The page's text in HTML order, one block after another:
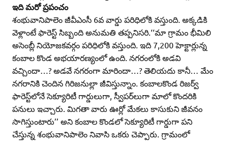
ఇది మరో ప్రపంచం
శంభువానిపాలెం జీవీఎంసీ 6వ వార్డు పరిధిలోకి వస్తుంది. అక్కడికి
వెళ్లాంటే ఫారెస్ట్‌ సిబ్బంది అనుమతి తప్పనిసరి.‘‘మా గ్రామం భీమిలి
అసెంబ్లీ నియోజకవర్గం పరిధిలోకి వస్తుంది. ఇది 7,200 హెక్టార్లున్న
కంబాల కొండ అభయారణ్యంలో ఉంది. నగరంలోకి అడవి
వచ్చిందా…? అడవే నగరంగా మారిందా…? తెలియదు కానీ… మేం
నగరానికి చెందిన గిరిజనుల్లా జీవిస్తున్నాం. కంబాలకొండ రిజర్వ్‌
ఫారెస్ట్‌లోనే సెక్యూరిటీ గార్డులుగా, స్వీపర్‌లుగా మాలో కొందరికి
పనులు ఇచ్చారు. మిగతా వారు ఊర్లో మేకలు కాసుకుని జీవనం
సాగిస్తుంటారు’’ అని కంబాల కొండలో సెక్యూరిటీ గార్డుగా పని
చేస్తున్న శంభువానిపాలెం నివాసి ఒకరు చెప్పారు. గ్రామంలో